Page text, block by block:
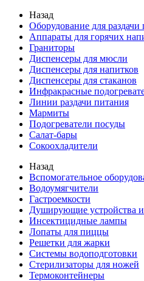
Назад
Оборудование для
Аппараты для горячих
Граниторы
Диспенсеры для мюсли
Диспенсеры для напитков
Диспенсеры для стаканов
Инфракрасные
Линии раздачи питания
Мармиты
Подогреватели посуды
Салат-бары
Сокоохладители
Назад
Вспомогательное
Водоумягчители
Гастроемкости
Душирующие устройства и
Инсектицидные лампы
Лопаты для пиццы
Решетки для жарки
Системы водоподготовки
Стерилизаторы для ножей
Термоконтейнеры